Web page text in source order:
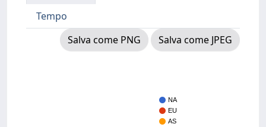
Tempo
Salva come PNG
Salva come JPEG
NA
EU
AS